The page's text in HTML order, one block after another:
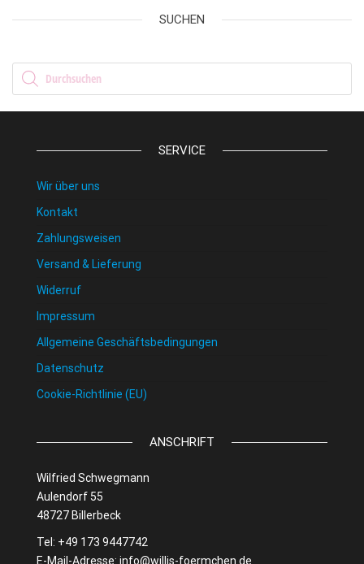
SUCHEN
Products search
SERVICE
Wir über uns
Kontakt
Zahlungsweisen
Versand & Lieferung
Widerruf
Impressum
Allgemeine Geschäftsbedingungen
Datenschutz
Cookie-Richtlinie (EU)
ANSCHRIFT
Wilfried Schwegmann
Aulendorf 55
48727 Billerbeck
Tel: +49 173 9447742
E-Mail-Adresse: info@willis-foermchen.de